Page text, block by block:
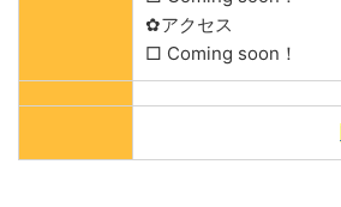
✿アクセス
□ Coming soon！